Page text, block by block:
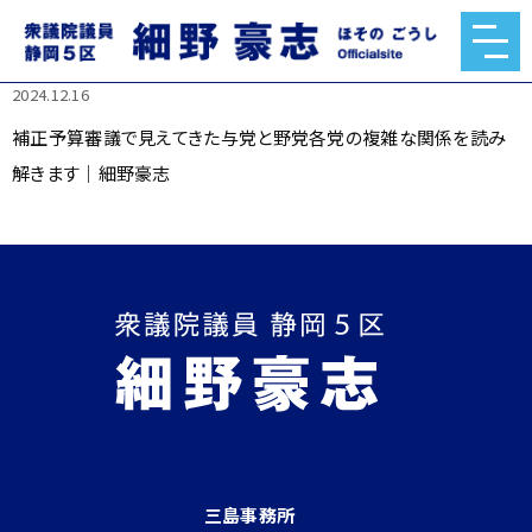
補正予算審議で見えてきた与党と野党各党の複雑な関係を読
み解きます｜細野豪志
2024.12.16
補正予算審議で見えてきた与党と野党各党の複雑な関係を読み
解きます｜細野豪志
三島事務所